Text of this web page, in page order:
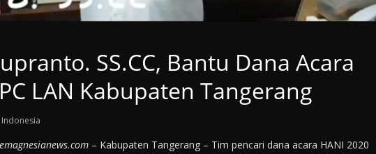
SS.CC, Bantu Dana Acara
LAN Kabupaten Tangerang
– Kabupaten Tangerang – Tim pencari dana acara HANI 2020